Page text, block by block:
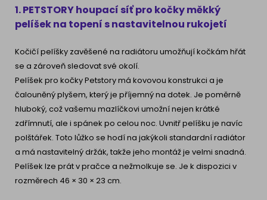
1. PETSTORY houpací síť pro kočky měkký
pelíšek na topení s nastavitelnou rukojetí
Kočičí pelíšky zavěšené na radiátoru umožňují kočkám hřát
se a zároveň sledovat své okolí.
Pelíšek pro kočky Petstory má kovovou konstrukci a je
čalouněný plyšem, který je příjemný na dotek. Je poměrně
hluboký, což vašemu mazlíčkovi umožní nejen krátké
zdřímnutí, ale i spánek po celou noc. Uvnitř pelíšku je navíc
polštářek. Toto lůžko se hodí na jakýkoli standardní radiátor
a má nastavitelný držák, takže jeho montáž je velmi snadná.
Pelíšek lze prát v pračce a nežmolkuje se. Je k dispozici v
rozměrech 46 × 30 × 23 cm.